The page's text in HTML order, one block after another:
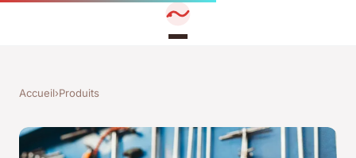
Accueil›Produits